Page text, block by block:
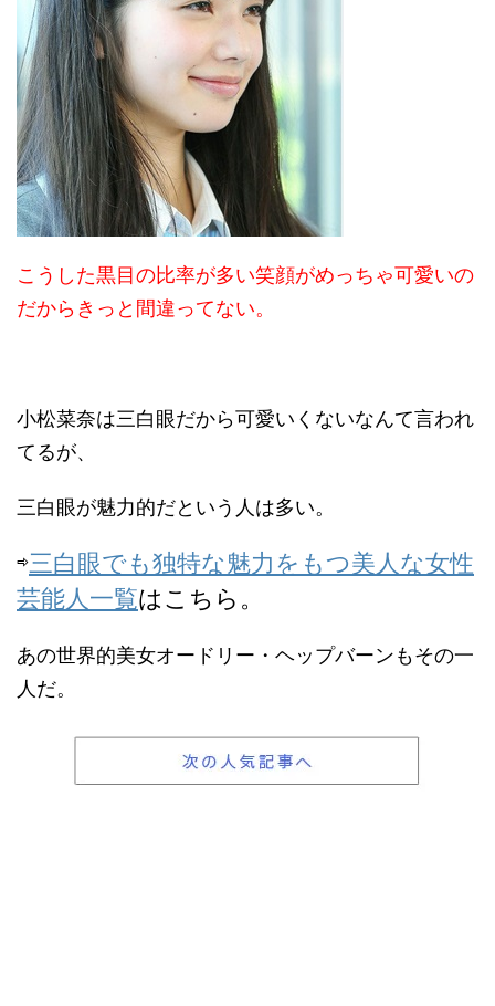
こうした黒目の比率が多い笑顔がめっちゃ可愛いの
だからきっと間違ってない。
小松菜奈は三白眼だから可愛いくないなんて言われ
てるが、
三白眼が魅力的だという人は多い。
⇨三白眼でも独特な魅力をもつ美人な女性
芸能人一覧はこちら。
あの世界的美女オードリー・ヘップバーンもその一
人だ。